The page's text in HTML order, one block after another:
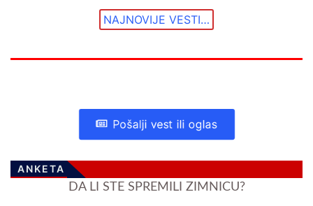
NAJNOVIJE VESTI…
Pošalji vest ili oglas
ANKETA
DA LI STE SPREMILI ZIMNICU?